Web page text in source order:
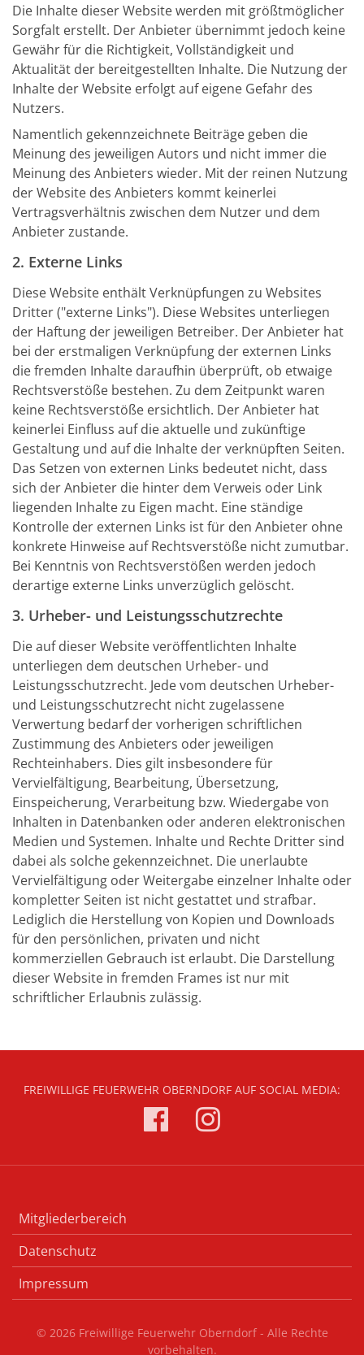
Die Inhalte dieser Website werden mit größtmöglicher
Sorgfalt erstellt. Der Anbieter übernimmt jedoch keine
Gewähr für die Richtigkeit, Vollständigkeit und
Aktualität der bereitgestellten Inhalte. Die Nutzung der
Inhalte der Website erfolgt auf eigene Gefahr des
Nutzers.
Namentlich gekennzeichnete Beiträge geben die
Meinung des jeweiligen Autors und nicht immer die
Meinung des Anbieters wieder. Mit der reinen Nutzung
der Website des Anbieters kommt keinerlei
Vertragsverhältnis zwischen dem Nutzer und dem
Anbieter zustande.
2. Externe Links
Diese Website enthält Verknüpfungen zu Websites
Dritter ("externe Links"). Diese Websites unterliegen
der Haftung der jeweiligen Betreiber. Der Anbieter hat
bei der erstmaligen Verknüpfung der externen Links
die fremden Inhalte daraufhin überprüft, ob etwaige
Rechtsverstöße bestehen. Zu dem Zeitpunkt waren
keine Rechtsverstöße ersichtlich. Der Anbieter hat
keinerlei Einfluss auf die aktuelle und zukünftige
Gestaltung und auf die Inhalte der verknüpften Seiten.
Das Setzen von externen Links bedeutet nicht, dass
sich der Anbieter die hinter dem Verweis oder Link
liegenden Inhalte zu Eigen macht. Eine ständige
Kontrolle der externen Links ist für den Anbieter ohne
konkrete Hinweise auf Rechtsverstöße nicht zumutbar.
Bei Kenntnis von Rechtsverstößen werden jedoch
derartige externe Links unverzüglich gelöscht.
3. Urheber- und Leistungsschutzrechte
Die auf dieser Website veröffentlichten Inhalte
unterliegen dem deutschen Urheber- und
Leistungsschutzrecht. Jede vom deutschen Urheber-
und Leistungsschutzrecht nicht zugelassene
Verwertung bedarf der vorherigen schriftlichen
Zustimmung des Anbieters oder jeweiligen
Rechteinhabers. Dies gilt insbesondere für
Vervielfältigung, Bearbeitung, Übersetzung,
Einspeicherung, Verarbeitung bzw. Wiedergabe von
Inhalten in Datenbanken oder anderen elektronischen
Medien und Systemen. Inhalte und Rechte Dritter sind
dabei als solche gekennzeichnet. Die unerlaubte
Vervielfältigung oder Weitergabe einzelner Inhalte oder
kompletter Seiten ist nicht gestattet und strafbar.
Lediglich die Herstellung von Kopien und Downloads
für den persönlichen, privaten und nicht
kommerziellen Gebrauch ist erlaubt. Die Darstellung
dieser Website in fremden Frames ist nur mit
schriftlicher Erlaubnis zulässig.
FREIWILLIGE FEUERWEHR OBERNDORF AUF SOCIAL MEDIA:
Mitgliederbereich
Datenschutz
Impressum
© 2026 Freiwillige Feuerwehr Oberndorf - Alle Rechte
vorbehalten.